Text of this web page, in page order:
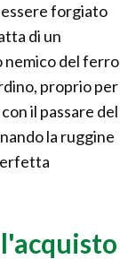
forgiato
di un
nemico del ferro
proprio per
il passare del
la ruggine